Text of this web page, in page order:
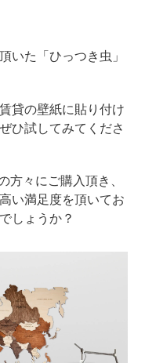
いた「ひっつき虫」
貸の壁紙に貼り付け
ひ試してみてくださ
々にご購入頂き、
い満足度を頂いてお
しょうか？